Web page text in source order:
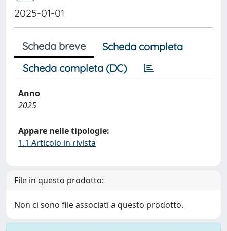
2025-01-01
Scheda breve
Scheda completa
Scheda completa (DC)
Anno
2025
Appare nelle tipologie:
1.1 Articolo in rivista
File in questo prodotto:
Non ci sono file associati a questo prodotto.